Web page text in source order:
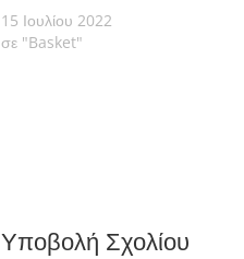
15 Ιουλίου 2022
σε "Basket"
Υποβολή Σχολίου